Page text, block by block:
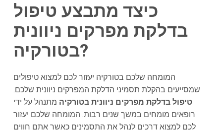
כיצד מתבצע טיפול
בדלקת מפרקים ניוונית
בטורקיה?
המומחה שלכם בטורקיה יעזור לכם למצוא טיפולים
שמסייעים בהקלת תסמיני הדלקת המפרקים ניוונית שלכם.
טיפול בדלקת מפרקים ניוונית בטורקיה מתנהל על ידי
רופאים מומחים במשך שנים רבות. המומחה שלכם יעזור
לכם למצוא דרכים לנהל את התסמינים כאשר אתם חווים